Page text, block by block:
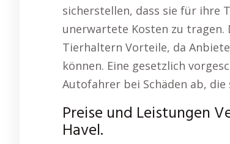
sicherstellen, dass sie für ihre
unerwartete Kosten zu
Tierhaltern Vorteile, da
können. Eine gesetzlich
Autofahrer bei Schäden ab,
Preise und Leistungen
Havel.